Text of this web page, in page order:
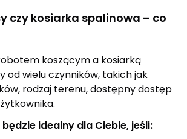
czy kosiarka spalinowa – co
koszącym a kosiarką
od wielu czynników, takich jak
rodzaj terenu, dostępny dostęp
idealny dla Ciebie, jeśli: